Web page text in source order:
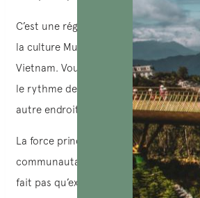
C’est une région paisible, considérée
la culture Muong, l’un des peuples les
Vietnam. Vous pouvez sentir
le rythme de vie unique des
autre endroit au Nord du Vietnam.
La force principale de Hoa Binh réside
communautaire. En visitant cette
fait pas qu’explorer ; il s’inscrit dans